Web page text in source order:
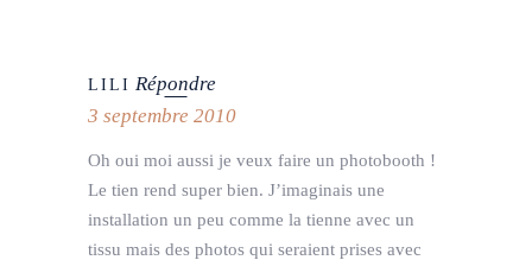
LILI Répondre
3 septembre 2010
Oh oui moi aussi je veux faire un photobooth !
Le tien rend super bien. J’imaginais une
installation un peu comme la tienne avec un
tissu mais des photos qui seraient prises avec